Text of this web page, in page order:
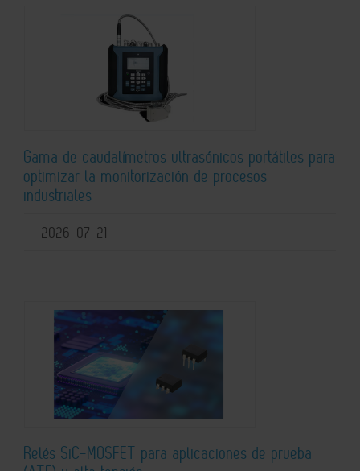
Gama de caudalímetros ultrasónicos portátiles para
optimizar la monitorización de procesos
industriales
2026-07-21
Relés SiC-MOSFET para aplicaciones de prueba